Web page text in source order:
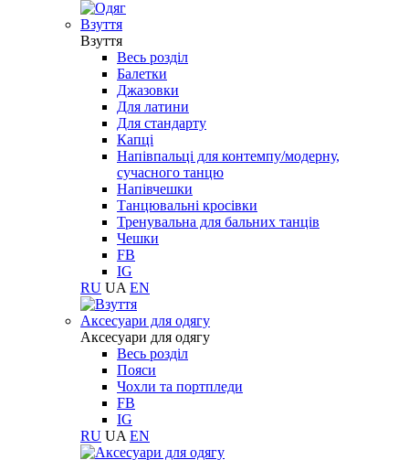
Взуття
Взуття
Весь розділ
Балетки
Джазовки
Для латини
Для стандарту
Капці
Напівпальці для контемпу/модерну,
сучасного танцю
Напівчешки
Танцювальні кросівки
Тренувальна для бальних танців
Чешки
FB
IG
RU UA EN
Aксесуари для одягу
Aксесуари для одягу
Весь розділ
Пояси
Чохли та портпледи
FB
IG
RU UA EN